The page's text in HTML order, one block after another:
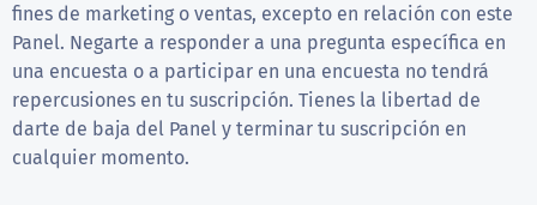
fines de marketing o ventas, excepto en relación con este
Panel. Negarte a responder a una pregunta específica en
una encuesta o a participar en una encuesta no tendrá
repercusiones en tu suscripción. Tienes la libertad de
darte de baja del Panel y terminar tu suscripción en
cualquier momento.